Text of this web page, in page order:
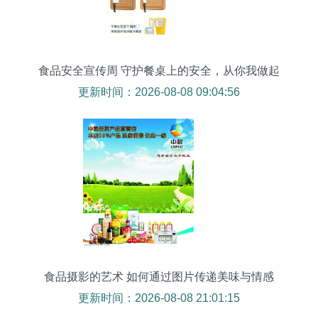
食品安全宣传周 守护餐桌上的安全，从你我做起
更新时间：2026-08-08 09:04:56
食品摄影的艺术 如何通过图片传递美味与情感
更新时间：2026-08-08 21:01:15